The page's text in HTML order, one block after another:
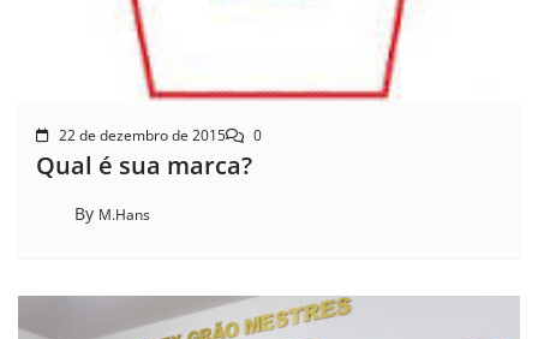
22 de dezembro de 2015 0
Qual é sua marca?
By M.Hans